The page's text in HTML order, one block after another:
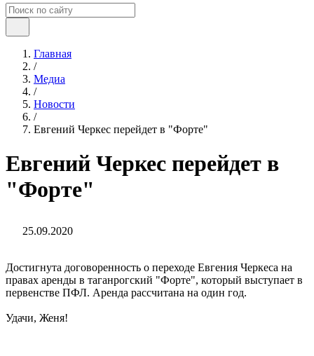
Главная
/
Медиа
/
Новости
/
Евгений Черкес перейдет в "Форте"
Евгений Черкес перейдет в
"Форте"
25.09.2020
Достигнута договоренность о переходе Евгения Черкеса на
правах аренды в таганрогский "Форте", который выступает в
первенстве ПФЛ. Аренда рассчитана на один год.
Удачи, Женя!